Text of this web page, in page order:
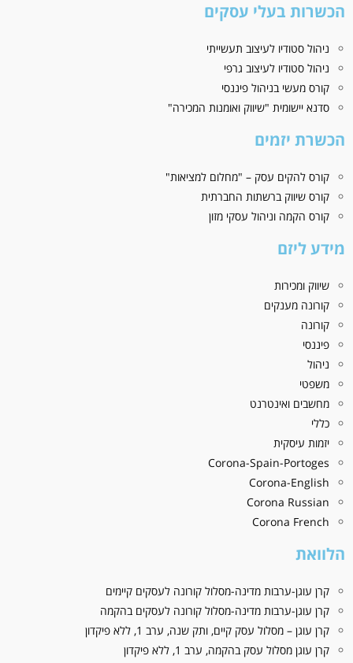
הכשרות בעלי עסקים
ניהול סטודיו לעיצוב תעשייתי
ניהול סטודיו לעיצוב גרפי
קורס מעשי בניהול פיננסי
סדנא יישומית "שיווק ואומנות המכירה"
הכשרת יזמים
קורס להקים עסק – "מחלום למציאות"
קורס שיווק ברשתות החברתית
קורס הקמה וניהול עסקי מזון
מידע ליזם
שיווק ומכירות
קורונה מענקים
קורונה
פיננסי
ניהול
משפטי
מחשבים ואינטרנט
כללי
יזמות עיסקית
Corona-Spain-Portoges
Corona-English
Corona Russian
Corona French
הלוואת
קרן עוגן-ערבות מדינה-מסלול קורונה לעסקים קיימים
קרן עוגן-ערבות מדינה-מסלול קורונה לעסקים בהקמה
קרן עוגן – מסלול עסק קיים, ותק שנה, ערב 1, ללא פיקדון
קרן עוגן מסלול עסק בהקמה, ערב 1, ללא פיקדון